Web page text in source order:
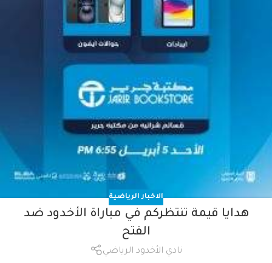
الاخبار الرياضية
هدايا قيمة تنتظركم في مباراة الأخدود ضد
الفتح
نادي الأخدود الرياضي